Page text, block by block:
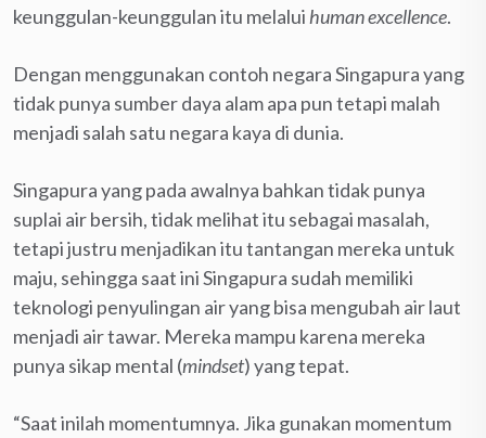
keunggulan-keunggulan itu melalui human excellence.
Dengan menggunakan contoh negara Singapura yang
tidak punya sumber daya alam apa pun tetapi malah
menjadi salah satu negara kaya di dunia.
Singapura yang pada awalnya bahkan tidak punya
suplai air bersih, tidak melihat itu sebagai masalah,
tetapi justru menjadikan itu tantangan mereka untuk
maju, sehingga saat ini Singapura sudah memiliki
teknologi penyulingan air yang bisa mengubah air laut
menjadi air tawar. Mereka mampu karena mereka
punya sikap mental (mindset) yang tepat.
“Saat inilah momentumnya. Jika gunakan momentum